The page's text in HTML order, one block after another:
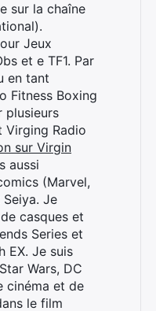
sur la chaîne
Jeux
et e TF1. Par
en tant
Fitness Boxing
plusieurs
Virging Radio
sur Virgin
aussi
(Marvel,
Je
casques et
Series et
EX. Je suis
Wars, DC
cinéma et de
le film